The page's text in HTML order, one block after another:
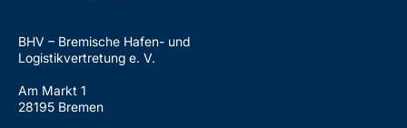
BHV – Bremische Hafen- und
Logistikvertretung e. V.
Am Markt 1
28195 Bremen